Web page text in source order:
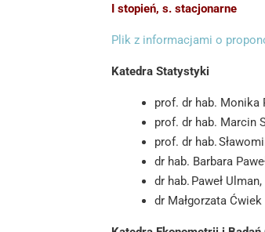
I stopień, s. stacjonarne
Plik z informacjami o
Katedra Statystyki
prof. dr hab. Monika
prof. dr hab. Marcin
prof. dr hab.
dr hab. Barbara
dr hab. Paweł
dr Małgorzata Ćwiek